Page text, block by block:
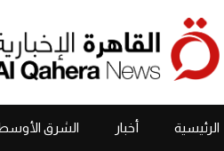
الرئيسية أخبار الشرق